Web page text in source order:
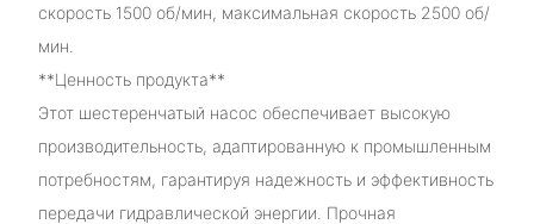
скорость 1500 об/мин, максимальная скорость 2500 об/
мин.
**Ценность продукта**
Этот шестеренчатый насос обеспечивает высокую
производительность, адаптированную к промышленным
потребностям, гарантируя надежность и эффективность
передачи гидравлической энергии. Прочная